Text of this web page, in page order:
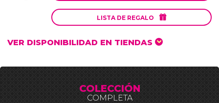
LISTA DE REGALO 
VER DISPONIBILIDAD EN TIENDAS
COLECCIÓN
COMPLETA